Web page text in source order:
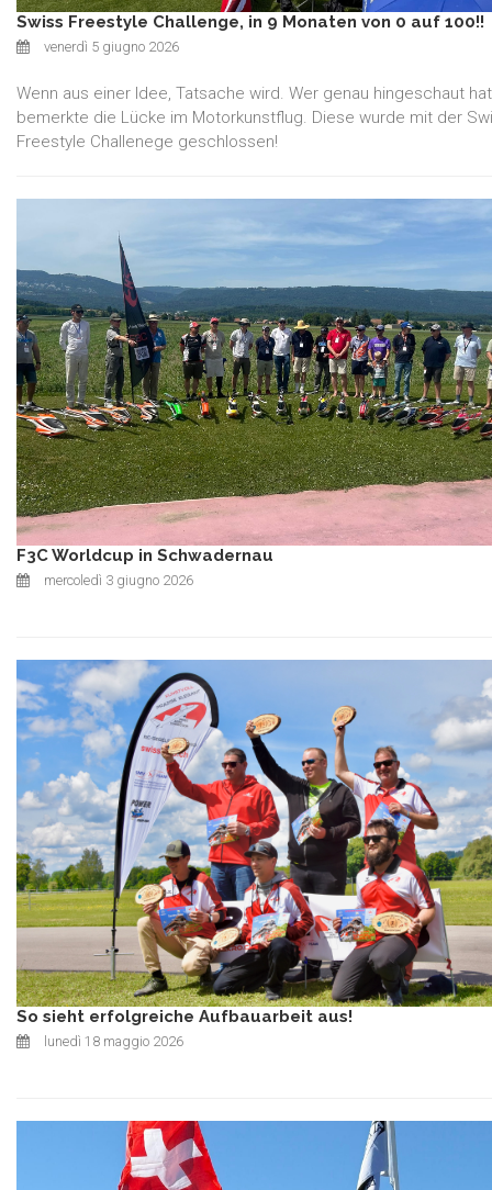
Swiss Freestyle Challenge, in 9 Monaten von 0 auf 100!!
venerdì 5 giugno 2026
Wenn aus einer Idee, Tatsache wird. Wer genau hingeschaut
bemerkte die Lücke im Motorkunstflug. Diese wurde mit der
Freestyle Challenege geschlossen!
F3C Worldcup in Schwadernau
mercoledì 3 giugno 2026
So sieht erfolgreiche Aufbauarbeit aus!
lunedì 18 maggio 2026